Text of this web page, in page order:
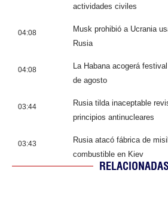
actividades civiles
04:08
Musk prohibió a Ucrania
Rusia
04:08
La Habana acogerá
de agosto
03:44
Rusia tilda inaceptable
principios antinucleares
03:43
Rusia atacó fábrica de
combustible en Kiev